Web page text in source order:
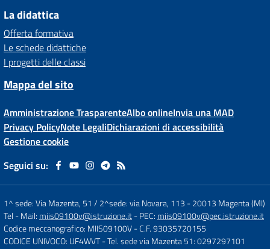
La didattica
Offerta formativa
Le schede didattiche
I progetti delle classi
Mappa del sito
Amministrazione TrasparenteAlbo onlineInvia una MAD
Privacy PolicyNote LegaliDichiarazioni di accessibilità
Gestione cookie
Seguici su:
1^ sede: Via Mazenta, 51 / 2^sede: via Novara, 113 -20013 Magenta (MI)
Tel - Mail: miis09100v@istruzione.it- PEC: miis09100v@pec.istruzione.it
Codice meccanografico: MIIS09100V- C.F. 93035720155
CODICE UNIVOCO: UF4WVT- Tel. sede via Mazenta 51: 0297297101